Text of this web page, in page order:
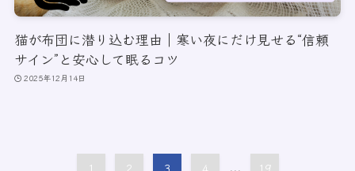
猫が布団に潜り込む理由｜寒い夜にだけ見せる“信頼
サイン”と安心して眠るコツ
2025年12月14日
1 2 3 4 ... 19